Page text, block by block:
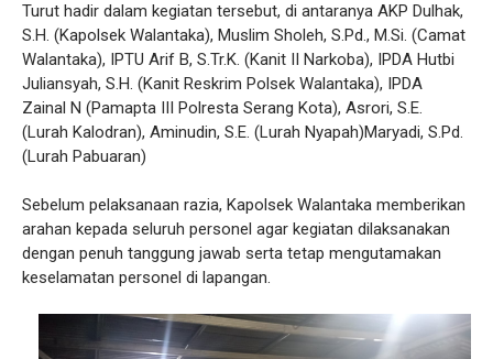
Turut hadir dalam kegiatan tersebut, di antaranya AKP Dulhak,
S.H. (Kapolsek Walantaka), Muslim Sholeh, S.Pd., M.Si. (Camat
Walantaka), IPTU Arif B, S.Tr.K. (Kanit II Narkoba), IPDA Hutbi
Juliansyah, S.H. (Kanit Reskrim Polsek Walantaka), IPDA
Zainal N (Pamapta III Polresta Serang Kota), Asrori, S.E.
(Lurah Kalodran), Aminudin, S.E. (Lurah Nyapah)Maryadi, S.Pd.
(Lurah Pabuaran)
Sebelum pelaksanaan razia, Kapolsek Walantaka memberikan
arahan kepada seluruh personel agar kegiatan dilaksanakan
dengan penuh tanggung jawab serta tetap mengutamakan
keselamatan personel di lapangan.